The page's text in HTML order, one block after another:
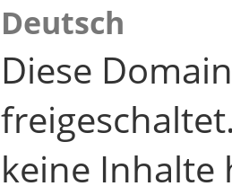
Deutsch
Diese
keine Inhalte